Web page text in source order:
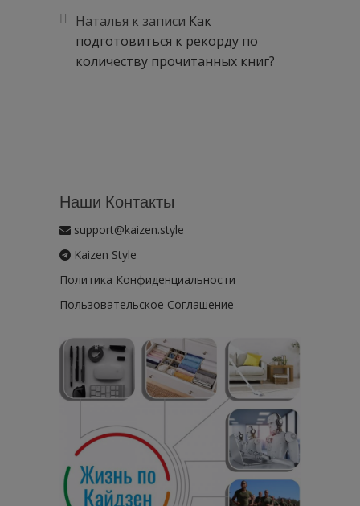
Наталья к записи Как
подготовиться к рекорду по
количеству прочитанных книг?
Наши Контакты
support@kaizen.style
Kaizen Style
Политика Конфиденциальности
Пользовательское Соглашение